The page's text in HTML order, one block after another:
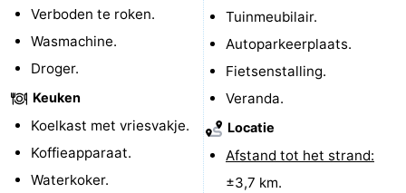
Oosterschelde
Burgh
Haamstede
-
Natuur
Kop
van
Schouwen
Walcheren
-
Veere
-
Natuur
Verboden te roken.
Wasmachine.
Droger.
Keuken
Koelkast met vriesvakje.
Koffieapparaat.
Waterkoker.
Tuinmeubilair.
Autoparkeerplaats.
Fietsenstalling.
Veranda.
Locatie
Afstand tot het strand:
±3,7 km.